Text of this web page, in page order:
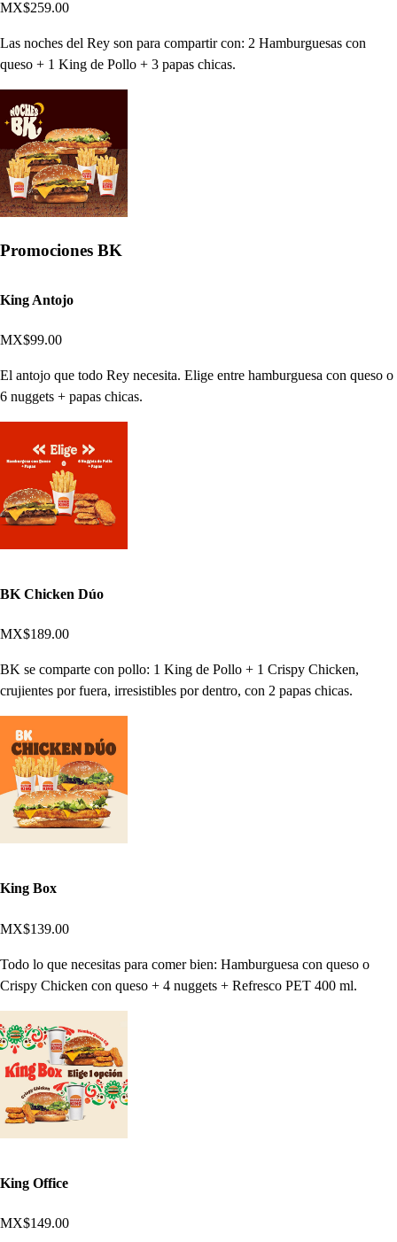
MX$259.00
Las noches del Rey son para compartir con: 2 Hamburguesas con
queso + 1 King de Pollo + 3 papas chicas.
Promociones BK
King Antojo
MX$99.00
El antojo que todo Rey necesita. Elige entre hamburguesa con queso o
6 nuggets + papas chicas.
BK Chicken Dúo
MX$189.00
BK se comparte con pollo: 1 King de Pollo + 1 Crispy Chicken,
crujientes por fuera, irresistibles por dentro, con 2 papas chicas.
King Box
MX$139.00
Todo lo que necesitas para comer bien: Hamburguesa con queso o
Crispy Chicken con queso + 4 nuggets + Refresco PET 400 ml.
King Office
MX$149.00